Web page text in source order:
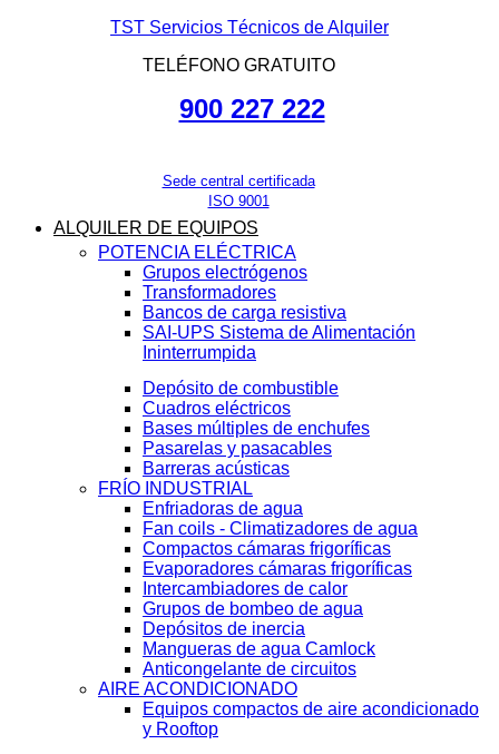
TST Servicios Técnicos de Alquiler
TELÉFONO GRATUITO
900 227 222
Sede central certificada
ISO 9001
ALQUILER DE EQUIPOS
POTENCIA ELÉCTRICA
Grupos electrógenos
Transformadores
Bancos de carga resistiva
SAI-UPS Sistema de Alimentación
Ininterrumpida
Depósito de combustible
Cuadros eléctricos
Bases múltiples de enchufes
Pasarelas y pasacables
Barreras acústicas
FRÍO INDUSTRIAL
Enfriadoras de agua
Fan coils - Climatizadores de agua
Compactos cámaras frigoríficas
Evaporadores cámaras frigoríficas
Intercambiadores de calor
Grupos de bombeo de agua
Depósitos de inercia
Mangueras de agua Camlock
Anticongelante de circuitos
AIRE ACONDICIONADO
Equipos compactos de aire acondicionado
y Rooftop